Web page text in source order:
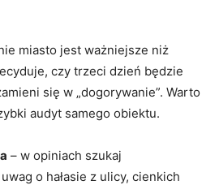
miasto jest ważniejsze niż
czy trzeci dzień będzie
się w „dogorywanie”. Warto
audyt samego obiektu.
– w opiniach szukaj
o hałasie z ulicy, cienkich